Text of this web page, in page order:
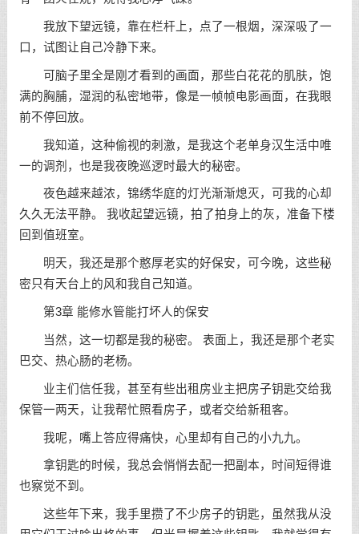
我放下望远镜，靠在栏杆上，点了一根烟，深深吸了一
口，试图让自己冷静下来。
可脑子里全是刚才看到的画面，那些白花花的肌肤，饱
满的胸脯，湿润的私密地带，像是一帧帧电影画面，在我眼
前不停回放。
我知道，这种偷视的刺激，是我这个老单身汉生活中唯
一的调剂，也是我夜晚巡逻时最大的秘密。
夜色越来越浓，锦绣华庭的灯光渐渐熄灭，可我的心却
久久无法平静。 我收起望远镜，拍了拍身上的灰，准备下楼
回到值班室。
明天，我还是那个憨厚老实的好保安，可今晚，这些秘
密只有天台上的风和我自己知道。
第3章 能修水管能打坏人的保安
当然，这一切都是我的秘密。 表面上，我还是那个老实
巴交、热心肠的老杨。
业主们信任我，甚至有些出租房业主把房子钥匙交给我
保管一两天，让我帮忙照看房子，或者交给新租客。
我呢，嘴上答应得痛快，心里却有自己的小九九。
拿钥匙的时候，我总会悄悄去配一把副本，时间短得谁
也察觉不到。
这些年下来，我手里攒了不少房子的钥匙，虽然我从没